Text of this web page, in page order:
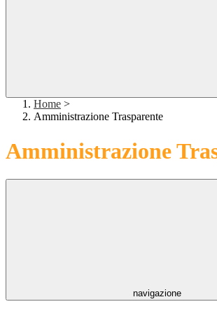
Home >
Amministrazione Trasparente
Amministrazione
navigazione